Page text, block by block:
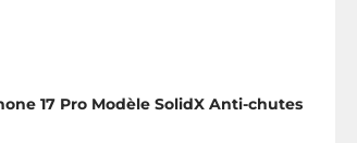
17 Pro Modèle SolidX Anti-chutes